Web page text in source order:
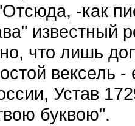
-как
известный
что лишь
вексель
Устав
буквою".